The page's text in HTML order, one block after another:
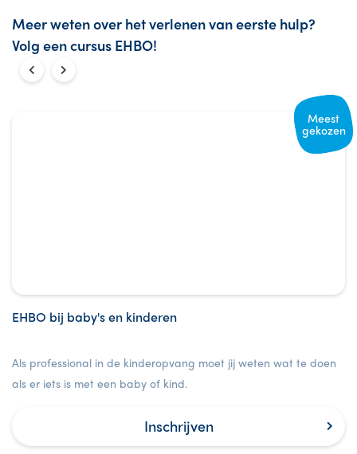
Meer weten over het verlenen van eerste hulp?
Volg een cursus EHBO!
Meest
gekozen
EHBO bij baby's en kinderen
Als professional in de kinderopvang moet jij weten wat te doen
als er iets is met een baby of kind.
Inschrijven